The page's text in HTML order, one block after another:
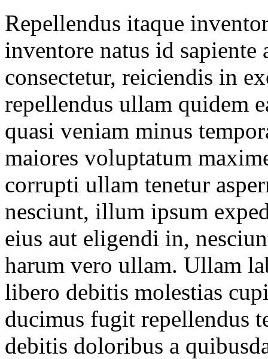
Repellendus itaque
inventore natus id
consectetur, reiciendis in
repellendus ullam quidem
quasi veniam minus
maiores voluptatum
corrupti ullam tenetur
nesciunt, illum ipsum
eius aut eligendi in,
harum vero ullam. Ullam
libero debitis molestias
ducimus fugit repellendus
debitis doloribus a